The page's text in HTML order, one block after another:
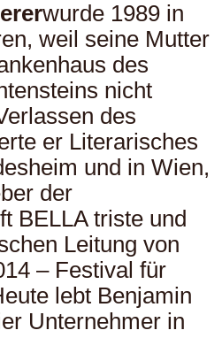
wurde 1989 in
weil seine Mutter
des
nicht
des
er Literarisches
und in Wien,
der
BELLA triste und
Leitung von
– Festival für
lebt Benjamin
Unternehmer in